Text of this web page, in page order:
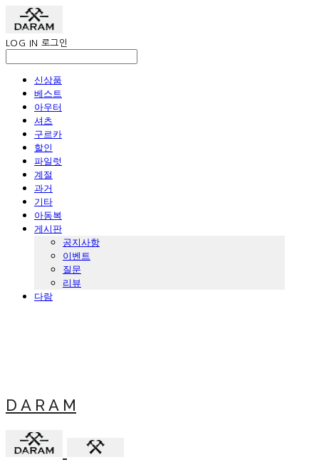
LOG IN 로그인
신상품
베스트
아우터
셔츠
구르카
할인
파일럿
계절
과거
기타
아동복
게시판
공지사항
이벤트
질문
리뷰
다람
D A R A M